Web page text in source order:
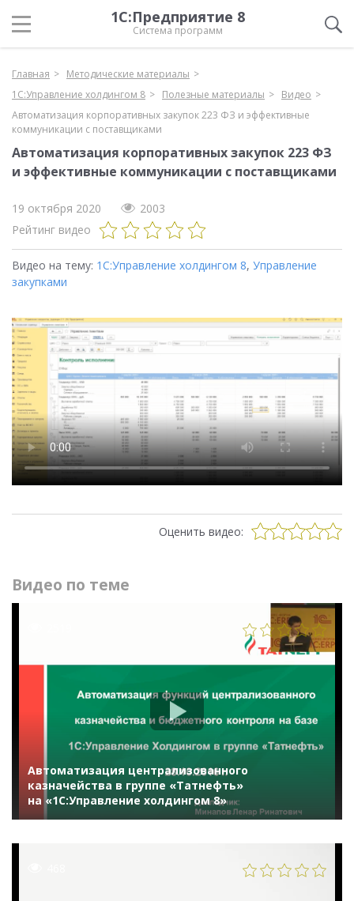
1С:Предприятие 8
Система программ
Главная
Методические материалы
1С:Управление холдингом 8
Полезные материалы
Видео
Автоматизация корпоративных закупок 223 ФЗ и эффективные
коммуникации с поставщиками
Автоматизация корпоративных закупок 223 ФЗ
и эффективные коммуникации с поставщиками
19 октября 2020
2003
Рейтинг видео
Видео на тему: 1С:Управление холдингом 8, Управление
закупками
Оценить видео:
Видео по теме
Автоматизация централизованного
казначейства в группе «Татнефть»
на «1С:Управление холдингом 8»